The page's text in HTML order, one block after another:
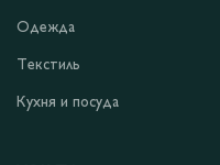
Одежда
Текстиль
Кухня и посуда